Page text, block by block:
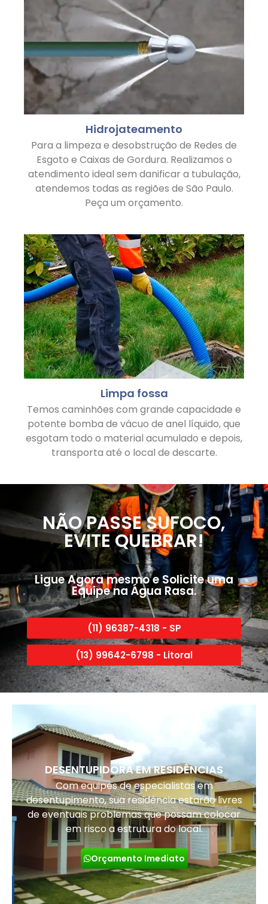
Hidrojateamento
Para a limpeza e desobstrução de Redes de
Esgoto e Caixas de Gordura. Realizamos o
atendimento ideal sem danificar a tubulação,
atendemos todas as regiões de São Paulo.
Peça um orçamento.
Limpa fossa
Temos caminhões com grande capacidade e
potente bomba de vácuo de anel líquido, que
esgotam todo o material acumulado e depois,
transporta até o local de descarte.
NÃO PASSE SUFOCO,
EVITE QUEBRAR!
Ligue Agora mesmo e Solicite uma
Equipe na Água Rasa.
(11) 96387-4318 - SP
(13) 99642-6798 - Litoral
DESENTUPIDORA EM RESIDÊNCIAS
Com equipes de especialistas em
desentupimento, sua residência estarão livres
de eventuais problemas que possam colocar
em risco a estrutura do local.
Orçamento Imediato